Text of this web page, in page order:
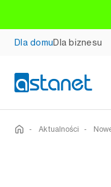
Dla domuDla biznesu
- Aktualności -